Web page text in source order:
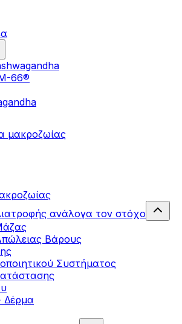
66®
μακροζωίας
ανάλογα τον στόχο
Βάρους
Συστήματος
Δέρμα